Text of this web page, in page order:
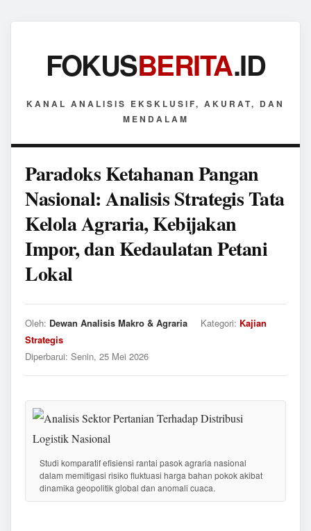
FOKUSBERITA.ID
KANAL ANALISIS EKSKLUSIF, AKURAT, DAN
MENDALAM
Paradoks Ketahanan Pangan
Nasional: Analisis Strategis Tata
Kelola Agraria, Kebijakan
Impor, dan Kedaulatan Petani
Lokal
Oleh: Dewan Analisis Makro & Agraria Kategori: Kajian
Strategis
Diperbarui: Senin, 25 Mei 2026
Studi komparatif efisiensi rantai pasok agraria nasional
dalam memitigasi risiko fluktuasi harga bahan pokok akibat
dinamika geopolitik global dan anomali cuaca.